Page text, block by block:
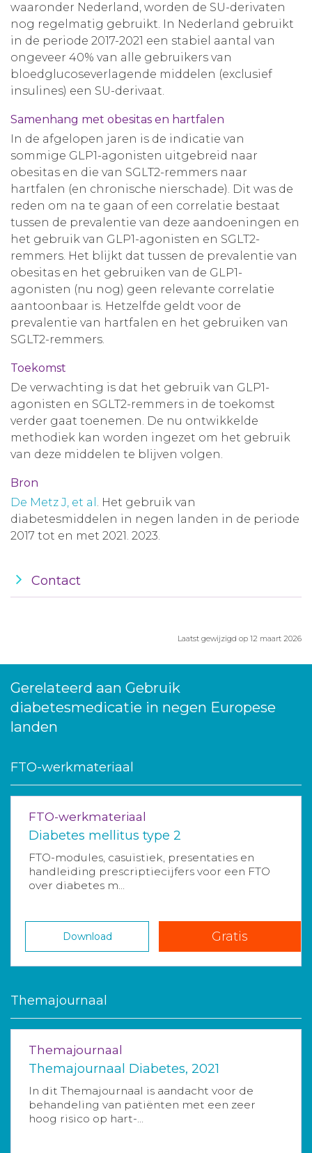
waaronder Nederland, worden de SU-derivaten
nog regelmatig gebruikt. In Nederland gebruikt
in de periode 2017-2021 een stabiel aantal van
ongeveer 40% van alle gebruikers van
bloedglucoseverlagende middelen (exclusief
insulines) een SU-derivaat.
Samenhang met obesitas en hartfalen
In de afgelopen jaren is de indicatie van
sommige GLP1-agonisten uitgebreid naar
obesitas en die van SGLT2-remmers naar
hartfalen (en chronische nierschade). Dit was de
reden om na te gaan of een correlatie bestaat
tussen de prevalentie van deze aandoeningen en
het gebruik van GLP1-agonisten en SGLT2-
remmers. Het blijkt dat tussen de prevalentie van
obesitas en het gebruiken van de GLP1-
agonisten (nu nog) geen relevante correlatie
aantoonbaar is. Hetzelfde geldt voor de
prevalentie van hartfalen en het gebruiken van
SGLT2-remmers.
Toekomst
De verwachting is dat het gebruik van GLP1-
agonisten en SGLT2-remmers in de toekomst
verder gaat toenemen. De nu ontwikkelde
methodiek kan worden ingezet om het gebruik
van deze middelen te blijven volgen.
Bron
De Metz J, et al . Het gebruik van
diabetesmiddelen in negen landen in de periode
2017 tot en met 2021. 2023.
Contact
Laatst gewijzigd op 12 maart 2026
Gerelateerd aan Gebruik
diabetesmedicatie in negen Europese
landen
FTO-werkmateriaal
FTO-werkmateriaal
Diabetes mellitus type 2
FTO-modules, casuïstiek, presentaties en
handleiding prescriptiecijfers voor een FTO
over diabetes m...
Download Gratis
Themajournaal
Themajournaal
Themajournaal Diabetes, 2021
In dit Themajournaal is aandacht voor de
behandeling van patiënten met een zeer
hoog risico op hart-...